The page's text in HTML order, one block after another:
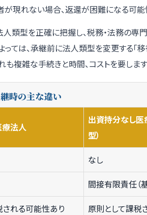
現れない場合、返還が困難になる可能
類型を正確に把握し、税務・法務の専
ては、承継前に法人類型を変更する「
複雑な手続きと時間、コストを要します
時の主な違い
療法人
出資持分なし医
型）
なし
間接有限責任（
れる可能性あり
原則として課税